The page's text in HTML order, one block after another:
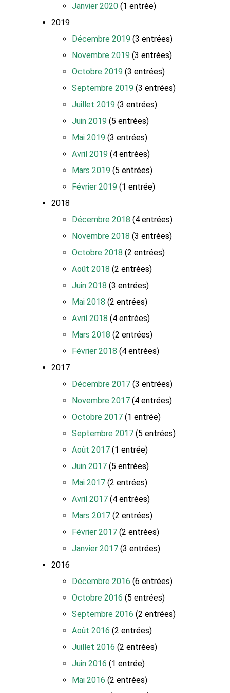
Janvier 2020 (1 entrée)
2019
Décembre 2019 (3 entrées)
Novembre 2019 (3 entrées)
Octobre 2019 (3 entrées)
Septembre 2019 (3 entrées)
Juillet 2019 (3 entrées)
Juin 2019 (5 entrées)
Mai 2019 (3 entrées)
Avril 2019 (4 entrées)
Mars 2019 (5 entrées)
Février 2019 (1 entrée)
2018
Décembre 2018 (4 entrées)
Novembre 2018 (3 entrées)
Octobre 2018 (2 entrées)
Août 2018 (2 entrées)
Juin 2018 (3 entrées)
Mai 2018 (2 entrées)
Avril 2018 (4 entrées)
Mars 2018 (2 entrées)
Février 2018 (4 entrées)
2017
Décembre 2017 (3 entrées)
Novembre 2017 (4 entrées)
Octobre 2017 (1 entrée)
Septembre 2017 (5 entrées)
Août 2017 (1 entrée)
Juin 2017 (5 entrées)
Mai 2017 (2 entrées)
Avril 2017 (4 entrées)
Mars 2017 (2 entrées)
Février 2017 (2 entrées)
Janvier 2017 (3 entrées)
2016
Décembre 2016 (6 entrées)
Octobre 2016 (5 entrées)
Septembre 2016 (2 entrées)
Août 2016 (2 entrées)
Juillet 2016 (2 entrées)
Juin 2016 (1 entrée)
Mai 2016 (2 entrées)